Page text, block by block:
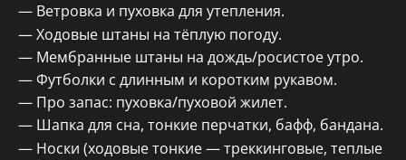
Ветровка и пуховка для утепления.
Ходовые штаны на тёплую погоду.
Мембранные штаны на дождь/росистое утро.
Футболки с длинным и коротким рукавом.
Про запас: пуховка/пуховой жилет.
Шапка для сна, тонкие перчатки, бафф, бандана.
Носки (ходовые тонкие — треккинговые, теплые